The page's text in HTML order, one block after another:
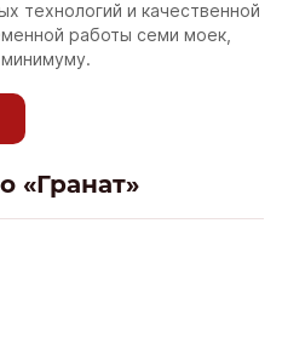
технологий и качественной
работы семи моек,
«Гранат»